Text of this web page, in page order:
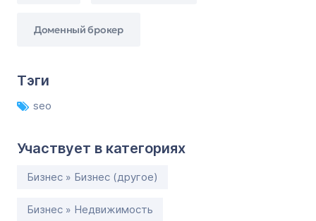
Доменный брокер
Тэги
seo
Участвует в категориях
Бизнес » Бизнес (другое)
Бизнес » Недвижимость